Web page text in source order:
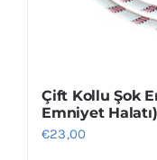
Çift Kollu Şok
Emniyet Halatı)
€23,00